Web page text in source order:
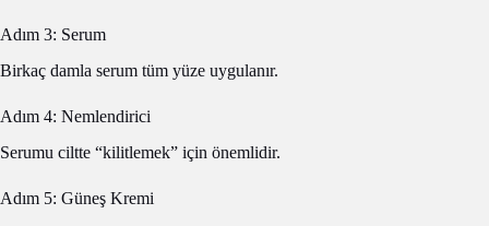
Adım 3: Serum
Birkaç damla serum tüm yüze uygulanır.
Adım 4: Nemlendirici
Serumu ciltte “kilitlemek” için önemlidir.
Adım 5: Güneş Kremi